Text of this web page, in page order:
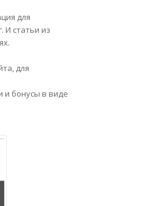
для
И статьи из
для
и бонусы в виде